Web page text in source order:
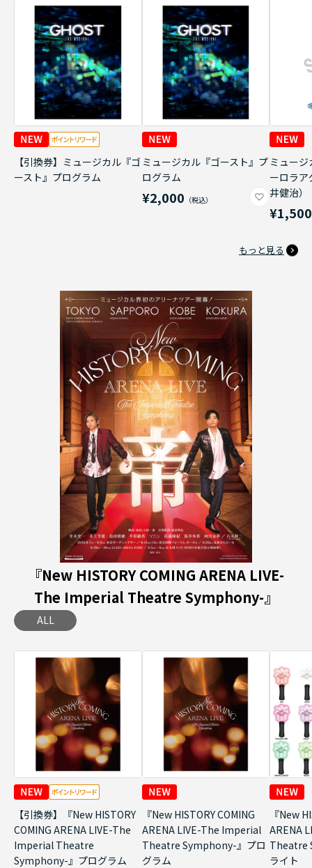
【引換券】ミュージカル『ゴ
ースト』プログラム
ミュージカル『ゴースト』プ
ログラム
¥2,000
ミュー
ーロラア
井健治）
¥1,500
もっと見る
『New HISTORY COMING ARENA LIVE-
The Imperial Theatre Symphony-』
ALL
【引換券】『New HISTORY
COMING ARENA LIVE-The
Imperial Theatre
Symphony-』プログラム
『New HISTORY COMING
ARENA LIVE-The Imperial
Theatre Symphony-』プロ
グラム
『New
ARENA
Theatre
ライト